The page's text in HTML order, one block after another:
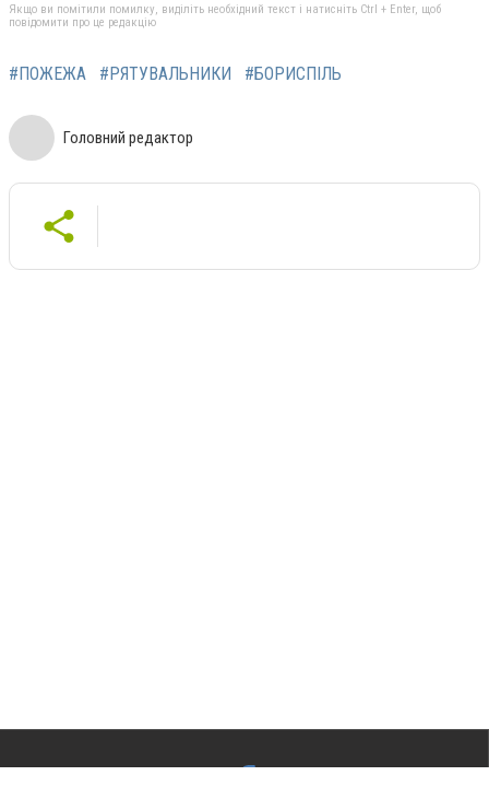
Якщо ви помітили помилку, виділіть необхідний текст і натисніть Ctrl + Enter, щоб
повідомити про це редакцію
#ПОЖЕЖА #РЯТУВАЛЬНИКИ #БОРИСПІЛЬ
Головний редактор